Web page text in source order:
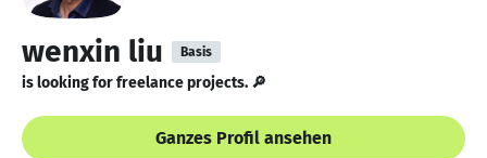
wenxin liu Basis
is looking for freelance projects. 🔎
Ganzes Profil ansehen